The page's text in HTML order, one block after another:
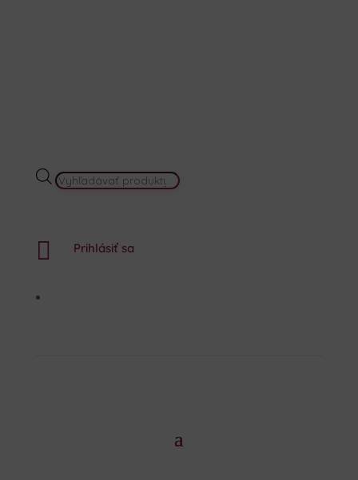
PRODUCTS
 Prihlásiť sa